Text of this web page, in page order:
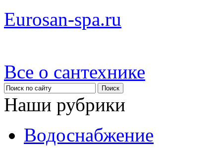
Eurosan-spa.ru
Все о сантехнике
Наши рубрики
Водоснабжение